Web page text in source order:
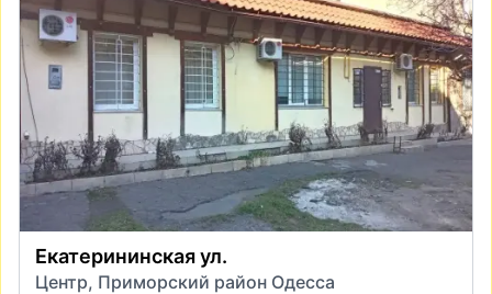
Екатерининская ул.
Центр, Приморский район Одесса